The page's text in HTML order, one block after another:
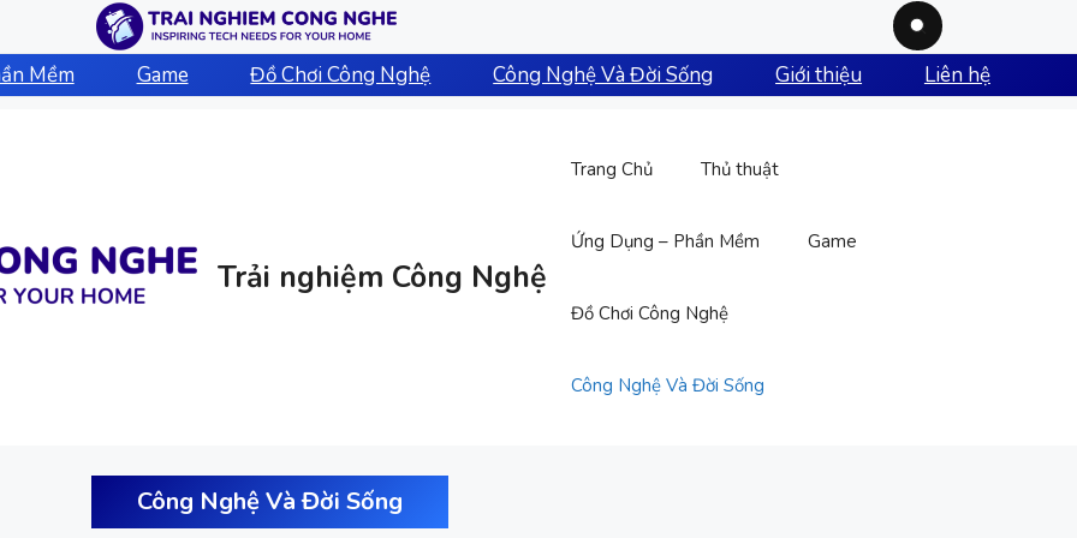
Mềm Game Đồ Chơi Công Nghệ Công Nghệ Và Đời Sống Giới thiệu
Liên hệ
Trải nghiệm Công Nghệ
Trang Chủ Thủ thuật
Ứng Dụng – Phần Mềm Game
Đồ Chơi Công Nghệ
Công Nghệ Và Đời Sống
Công Nghệ Và Đời Sống